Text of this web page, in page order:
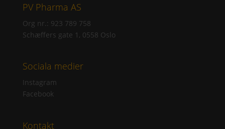
PV Pharma AS
Org nr.: 923 789 758
Schæffers gate 1, 0558 Oslo
Sociala medier
Instagram
Facebook
Kontakt